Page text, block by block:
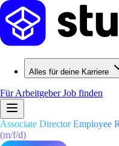
Alles für deine Karriere
Für ArbeitgeberJob finden
Associate Director Employee
(m/f/d)